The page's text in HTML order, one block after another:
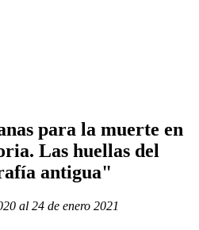
para la muerte en
Las huellas del
antigua"
al 24 de enero 2021